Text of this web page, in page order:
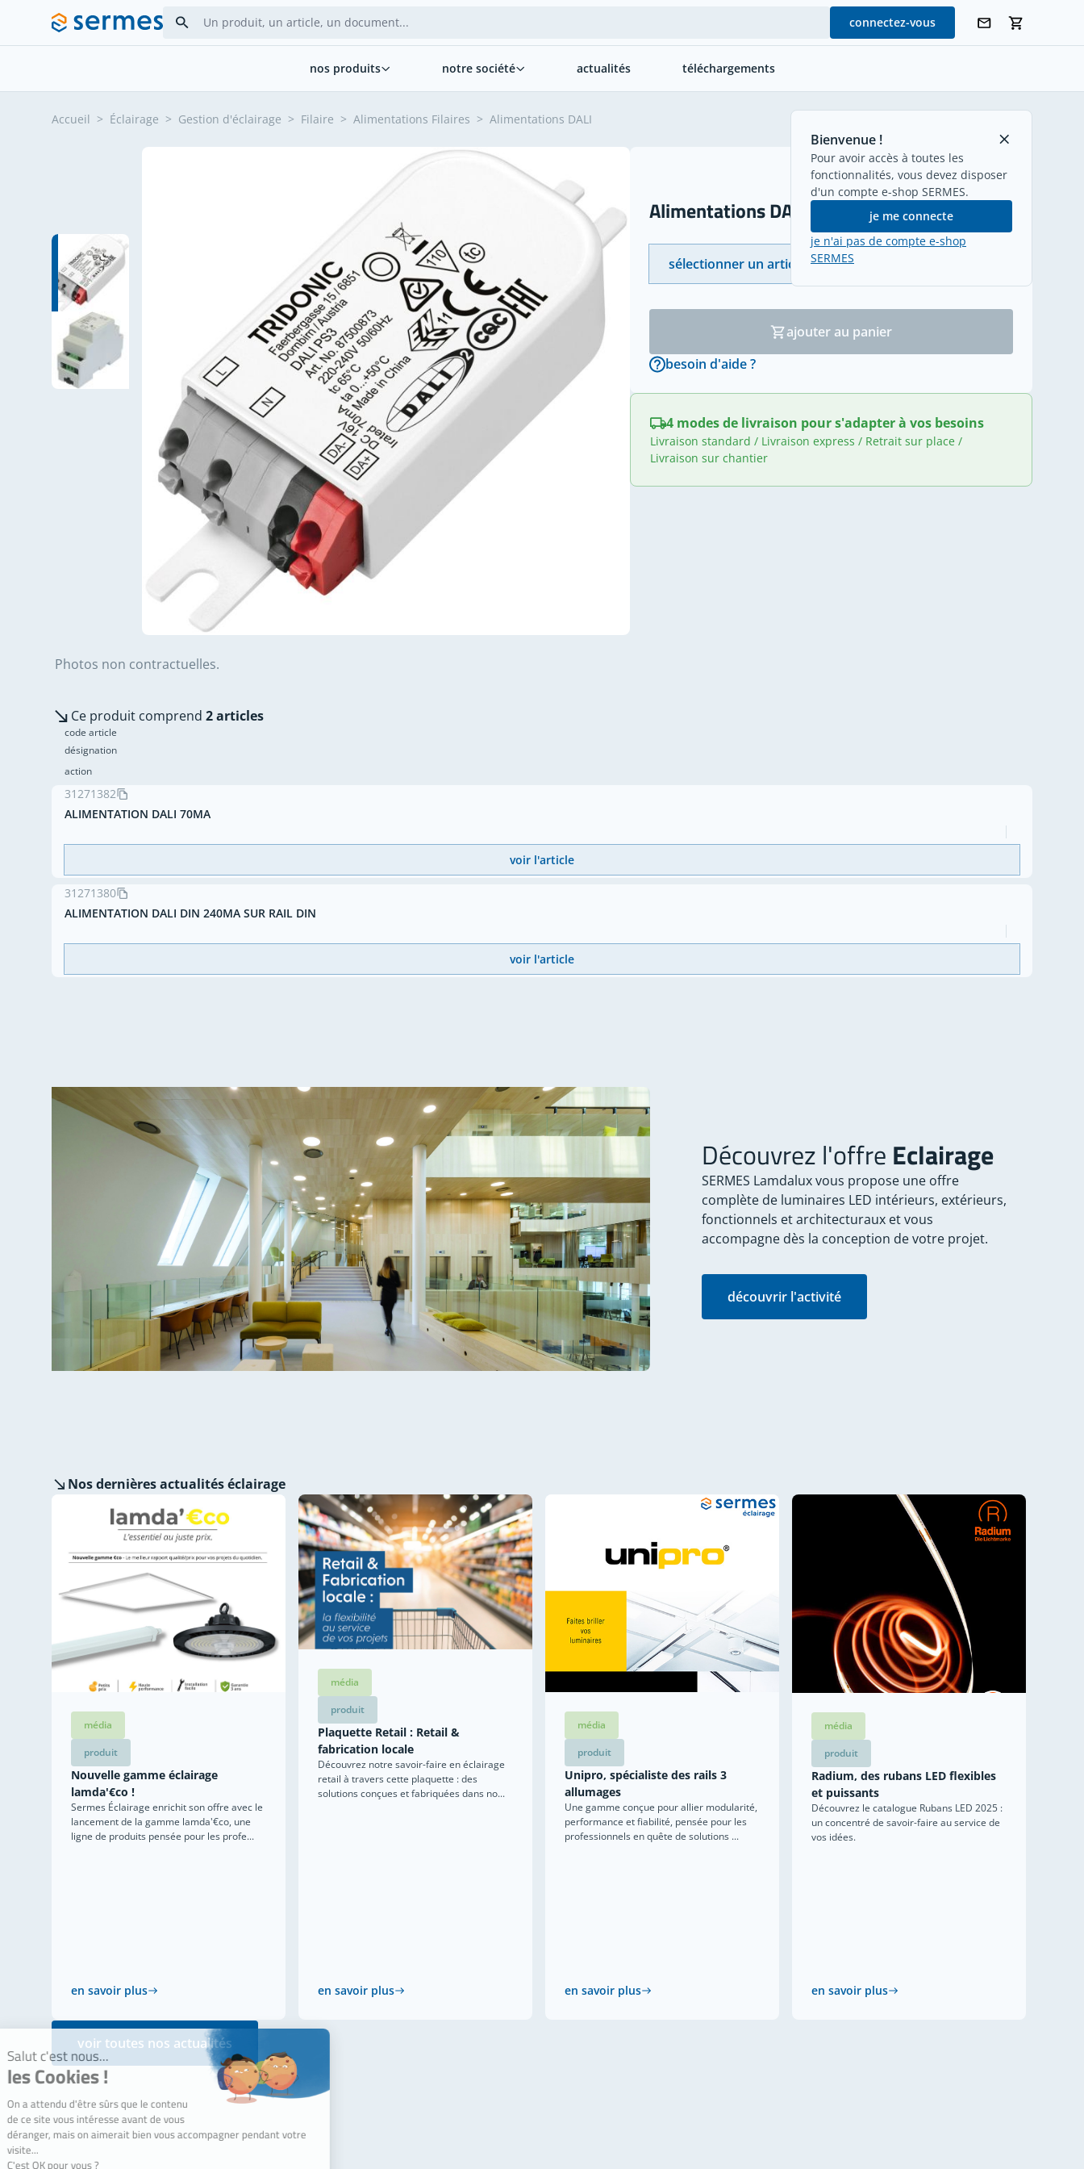
Allez au contenu
connectez-vous
Bienvenue !
Pour avoir accès à toutes les
fonctionnalités, vous devez disposer
d'un compte e-shop SERMES.
je me connecte
je n'ai pas de compte e-shop
SERMES
nos produits notre société actualités téléchargements
Accueil > Éclairage > Gestion d'éclairage > Filaire > Alimentations Filaires > Alimentations DALI retour
Photos non contractuelles.
Alimentations DALI
sélectionner un article
ajouter au panier
besoin d'aide ?
4 modes de livraison pour s'adapter à vos besoins
Livraison standard / Livraison express / Retrait sur place /
Livraison sur chantier
Ce produit comprend 2 articles
code article
désignation
action
31271382
ALIMENTATION DALI 70MA
voir l'article
31271380
ALIMENTATION DALI DIN 240MA SUR RAIL DIN
voir l'article
Découvrez l'offre Eclairage
SERMES Lamdalux vous propose une offre
complète de luminaires LED intérieurs, extérieurs,
fonctionnels et architecturaux et vous
accompagne dès la conception de votre projet.
découvrir l'activité
Nos dernièresactualités éclairage
média
produit
Nouvelle gamme éclairage
lamda'€co !
Sermes Éclairage enrichit son offre avec le
lancement de la gamme lamda'€co, une
ligne de produits pensée pour les profe...
en savoir plus
média
produit
Plaquette Retail : Retail &
fabrication locale
Découvrez notre savoir-faire en éclairage
retail à travers cette plaquette : des
solutions conçues et fabriquées dans no...
en savoir plus
média
produit
Unipro, spécialiste des rails 3
allumages
Une gamme conçue pour allier modularité,
performance et fiabilité, pensée pour les
professionnels en quête de solutions ...
en savoir plus
média
produit
Radium, des rubans LED flexibles
et puissants
Découvrez le catalogue Rubans LED 2025 :
un concentré de savoir-faire au service de
vos idées.
en savoir plus
voir toutes nos actualités